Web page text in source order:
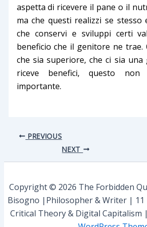
aspetta di ricevere il pane o il
ma che questi realizzi se stesso
che conservi e sviluppi certi
beneficio che il genitore ne trae.
che sia superiore, che ci sia
riceve benefici, questo
importante.
PREVIOUS
NEXT
Copyright © 2026 The Forbidden
Bisogno |Philosopher & Writer | 11
Critical Theory & Digital Capitalism